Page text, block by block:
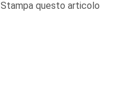
Stampa questo articolo